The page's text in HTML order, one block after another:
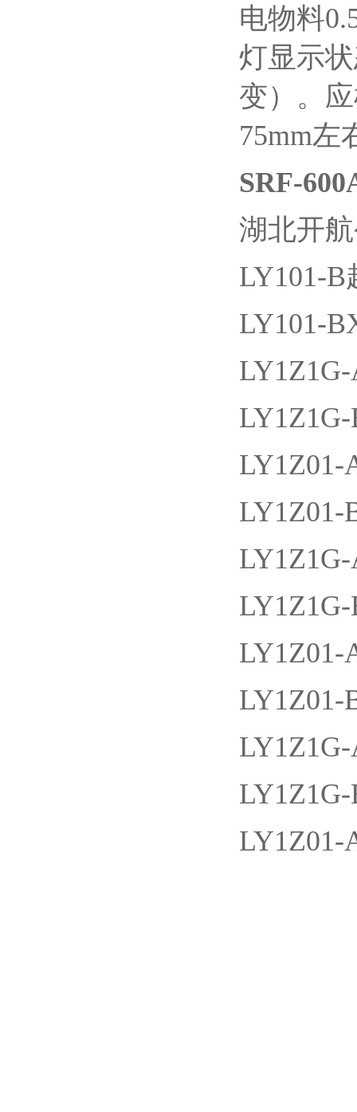
电物料
灯显示
变）。
75mm左
SRF-
湖北开
LY101-
LY101-
LY1Z01-
LY1Z01-
LY1Z01-
LY1Z01-
LY1Z01-